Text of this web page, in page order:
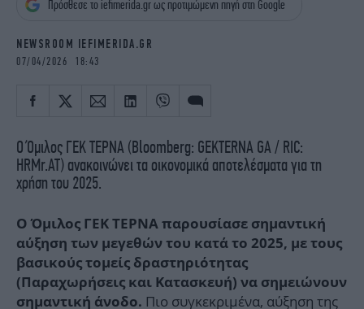
iBOOKS
ΖΩΔΙΑ
MEDIA
NEWSLETTER
Πρόσθεσε το iefimerida.gr ως προτιμώμενη πηγή στη Google
NEWSROOM IEFIMERIDA.GR
07/04/2026 18:43
Ο Όμιλος ΓΕΚ ΤΕΡΝΑ (Bloomberg: GEKTERNA GA / RIC:
HRMr.AT) ανακοινώνει τα οικονομικά αποτελέσματα για τη
χρήση του 2025.
O Όμιλος ΓΕΚ ΤΕΡΝΑ παρουσίασε σημαντική
αύξηση των μεγεθών του κατά το 2025, με τους
βασικούς τομείς δραστηριότητας
(Παραχωρήσεις και Κατασκευή) να σημειώνουν
σημαντική άνοδο. Πιο συγκεκριμένα, αύξηση της